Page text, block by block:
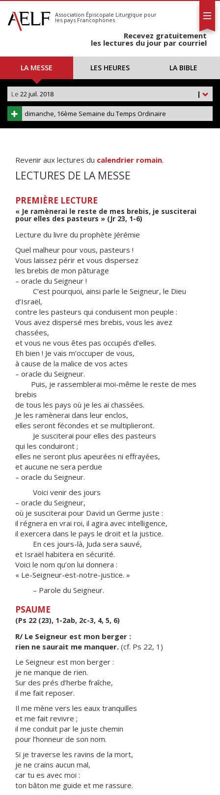
S'abonner
Calendrier
Association Épiscopale Liturgique pour
les pays Francophones
Recevez gratuitement
les lectures du jour par courriel
LA MESSE LES HEURES LA BIBLE
|
Le 22 juil. 2018
dimanche, 16ème Semaine du Temps Ordinaire
Revenir aux lectures du calendrier romain.
LECTURES DE LA MESSE
PREMIÈRE LECTURE
« Je ramènerai le reste de mes brebis, je susciterai
pour elles des pasteurs » (Jr 23, 1-6)
Lecture du livre du prophète Jérémie
Quel malheur pour vous, pasteurs !
Vous laissez périr et vous dispersez
les brebis de mon pâturage
– oracle du Seigneur !
C’est pourquoi, ainsi parle le Seigneur, le Dieu
d’Israël,
contre les pasteurs qui conduisent mon peuple :
Vous avez dispersé mes brebis, vous les avez
chassées,
et vous ne vous êtes pas occupés d’elles.
Eh bien ! Je vais m’occuper de vous,
à cause de la malice de vos actes
– oracle du Seigneur.
Puis, je rassemblerai moi-même le reste de mes
brebis
de tous les pays où je les ai chassées.
Je les ramènerai dans leur enclos,
elles seront fécondes et se multiplieront.
Je susciterai pour elles des pasteurs
qui les conduiront ;
elles ne seront plus apeurées ni effrayées,
et aucune ne sera perdue
– oracle du Seigneur.
Voici venir des jours
– oracle du Seigneur,
où je susciterai pour David un Germe juste :
il régnera en vrai roi, il agira avec intelligence,
il exercera dans le pays le droit et la justice.
En ces jours-là, Juda sera sauvé,
et Israël habitera en sécurité.
Voici le nom qu’on lui donnera :
« Le-Seigneur-est-notre-justice. »
– Parole du Seigneur.
PSAUME
(Ps 22 (23), 1-2ab, 2c-3, 4, 5, 6)
R/ Le Seigneur est mon berger :
rien ne saurait me manquer. (cf. Ps 22, 1)
Le Seigneur est mon berger :
je ne manque de rien.
Sur des prés d’herbe fraîche,
il me fait reposer.
Il me mène vers les eaux tranquilles
et me fait revivre ;
il me conduit par le juste chemin
pour l’honneur de son nom.
Si je traverse les ravins de la mort,
je ne crains aucun mal,
car tu es avec moi :
ton bâton me guide et me rassure.